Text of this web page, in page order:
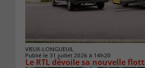
VIEUX-LONGUEUIL
Publié le 31 juillet 2026 à 14h20
Le RTL dévoile sa nouvelle